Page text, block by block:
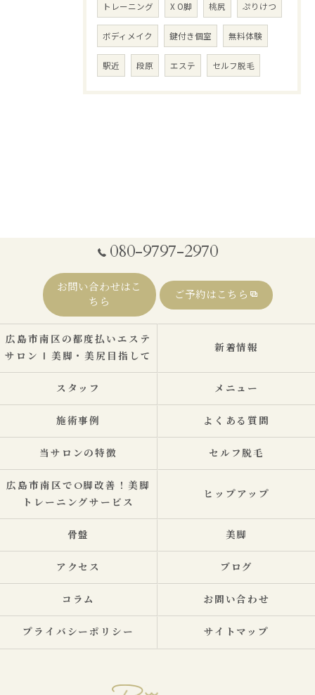
トレーニング X O脚 桃尻 ぷりけつ
ボディメイク 鍵付き個室 無料体験
駅近 段原 エステ セルフ脱毛
080-9797-2970
お問い合わせはこ
ちら
ご予約はこちら
広島市南区の都度払いエステ
サロン | 美脚・美尻目指して
新着情報
スタッフ メニュー
施術事例 よくある質問
当サロンの特徴 セルフ脱毛
広島市南区でO脚改善！美脚
トレーニングサービス
ヒップアップ
骨盤 美脚
アクセス ブログ
コラム お問い合わせ
プライバシーポリシー サイトマップ